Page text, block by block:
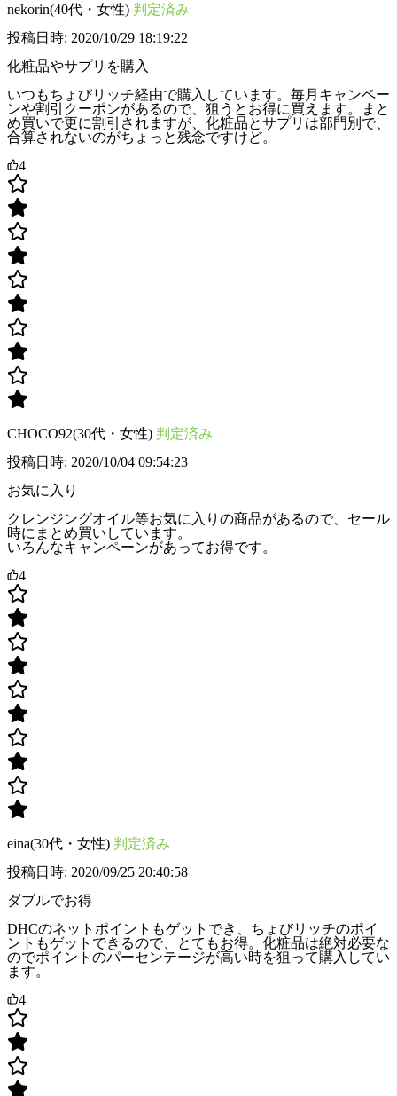
nekorin(40代・女性) 判定済み
投稿日時: 2020/10/29 18:19:22
化粧品やサプリを購入
いつもちょびリッチ経由で購入しています。毎月キャンペー
ンや割引クーポンがあるので、狙うとお得に買えます。まと
め買いで更に割引されますが、化粧品とサプリは部門別で、
合算されないのがちょっと残念ですけど。
4
CHOCO92(30代・女性) 判定済み
投稿日時: 2020/10/04 09:54:23
お気に入り
クレンジングオイル等お気に入りの商品があるので、セール
時にまとめ買いしています。
いろんなキャンペーンがあってお得です。
4
eina(30代・女性) 判定済み
投稿日時: 2020/09/25 20:40:58
ダブルでお得
DHCのネットポイントもゲットでき、ちょびリッチのポイ
ントもゲットできるので、とてもお得。化粧品は絶対必要な
のでポイントのパーセンテージが高い時を狙って購入してい
ます。
4